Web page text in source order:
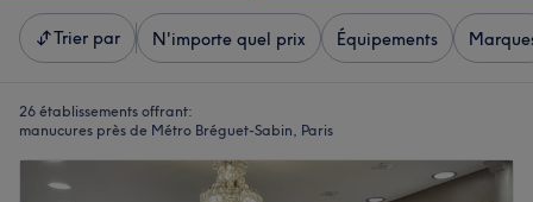
Trier par N'importe quel prix Équipements
26 établissements offrant:
manucures près de Métro Bréguet-Sabin, Paris